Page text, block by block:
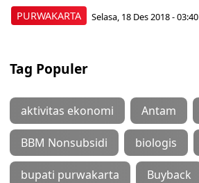
PURWAKARTA Selasa, 18 Des 2018 - 03:40
Tag Populer
aktivitas ekonomi Antam
BBM Nonsubsidi biologis
bupati purwakarta Buyback